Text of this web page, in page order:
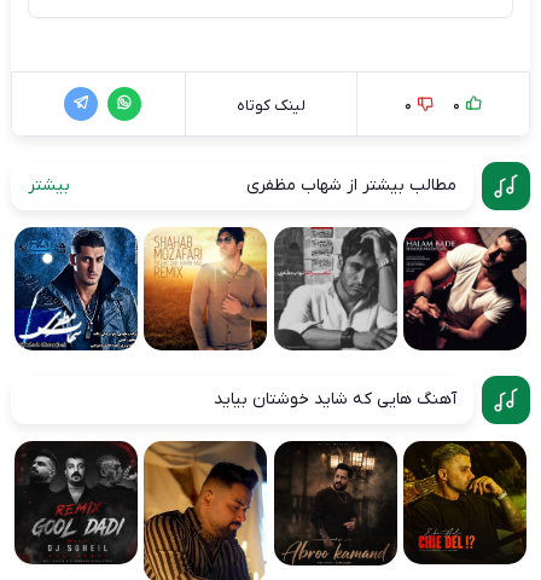
0
0 لینک کوتاه
مطالب بیشتر از شهاب مظفری بیشتر
آهنگ هایی که شاید خوشتان بیاید